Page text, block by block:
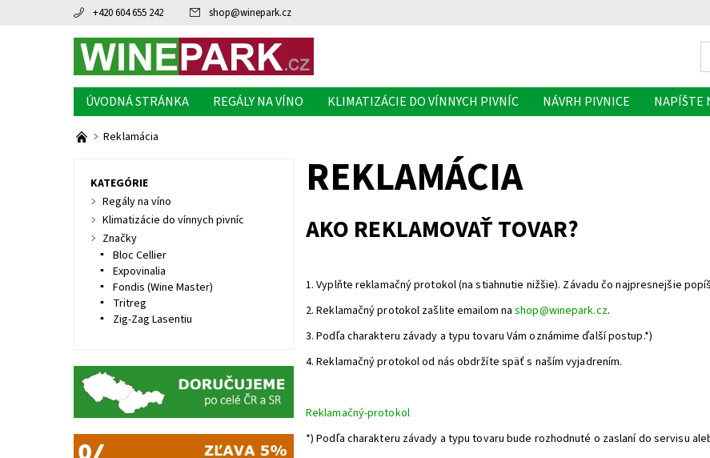
+420 604 655 242 shop@winepark.cz
ÚVODNÁ STRÁNKA REGÁLY NA VÍNO KLIMATIZÁCIE DO VÍNNYCH PIVNÍC NÁVRH PIVNICE NAPÍŠTE
Reklamácia
REKLAMÁCIA
AKO REKLAMOVAŤ TOVAR?
1. Vyplňte reklamačný protokol (na stiahnutie nižšie). Závadu čo najpresnejšie
2. Reklamačný protokol zašlite emailom nashop@winepark.cz.
3. Podľa charakteru závady a typu tovaru Vám oznámime ďalší postup.*)
4. Reklamačný protokol od nás obdržíte späť s naším vyjadrením.
Reklamačný-protokol
*) Podľa charakteru závady a typu tovaru bude rozhodnuté o zaslaní do servisu
KATEGÓRIE
Regály na víno
Klimatizácie do vínnych pivníc
Značky
Bloc Cellier
Expovinalia
Fondis (Wine Master)
Tritreg
Zig-Zag Lasentiu